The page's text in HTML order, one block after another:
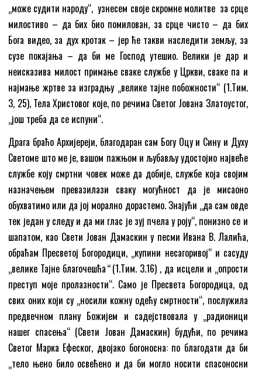
„може судити народу“, узнесем своје скромне молитве за срце
милостиво – да бих био помилован, за срце чисто – да бих
Бога видео, за дух кротак – јер ће такви наследити земљу, за
сузе покајања – да би ме Господ утешио. Велики је дар и
неисказива милост примање сваке службе у Цркви, сваке па и
најмање жртве за изградњу „велике тајне побожности“ (1.Тим.
3, 25), Тела Христовог које, по речима Светог Јована Златоустог,
„још треба да се испуни“.
Драга браћо Архијереји, благодаран сам Богу Оцу и Сину и Духу
Светоме што ме је, вашом пажњом и љубављу удостојио највеће
службе коју смртни човек може да добије, службе која својим
назначењем превазилази сваку могућност да је мисаоно
обухватимо или да јој морално дорастемо. Знајући „да сам овде
тек један у следу и да ми глас је зуј пчела у роју“, понизно се и
шапатом, као Свети Јован Дамаскин у песми Ивана В. Лалића,
обраћам Пресветој Богородици, „купини несагоривој“ и сасуду
„велике Тајне благочешћа“(1.Тим. 3.16) , да исцели и „опрости
преступ моје пролазности“. Само је Пресвета Богородица, од
свих оних који су „носили кожну одећу смртности“, послужила
предвечном плану Божијем и садејствовала у „радионици
нашег спасења“ (Свети Јован Дамаскин) будући, по речима
Светог Марка Ефеског, двојако богоносна: по благодати да би
„тело њено било освећено и да би могло носити спасоносни